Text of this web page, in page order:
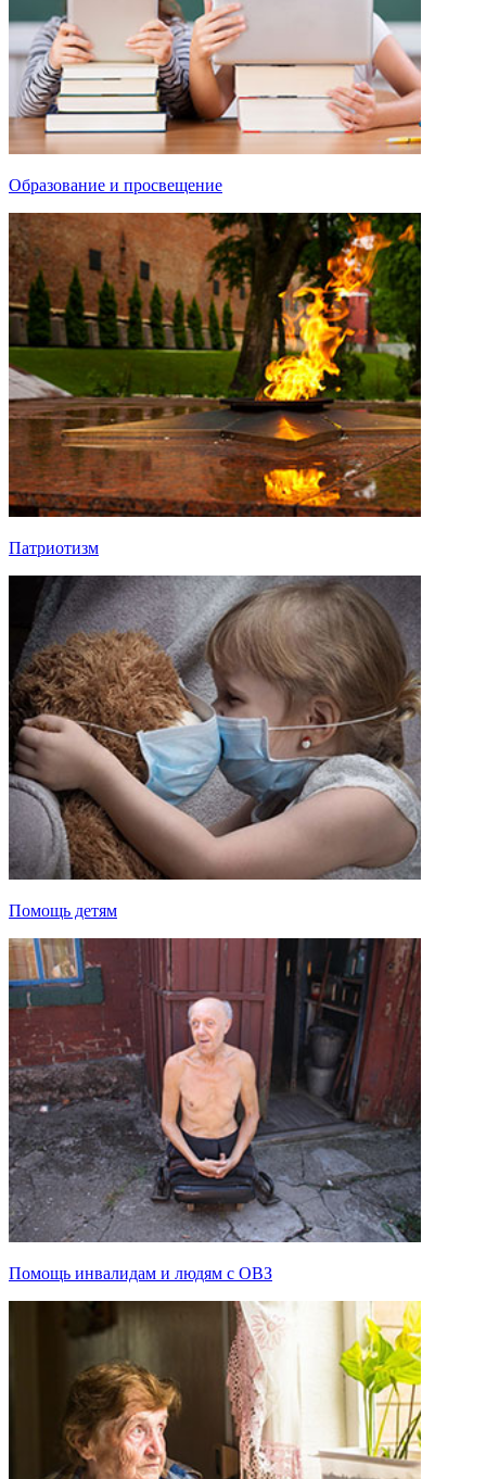
Образование и просвещение
Патриотизм
Помощь детям
Помощь инвалидам и людям с ОВЗ